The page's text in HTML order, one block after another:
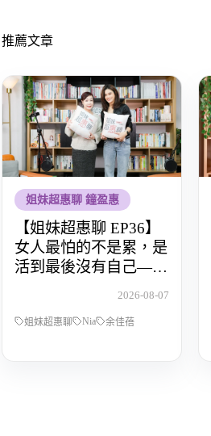
推薦文章
姐妹超惠聊 鐘盈惠
【姐妹超惠聊 EP36】
女人最怕的不是累，是
活到最後沒有自己——
找回人生主導權的那段
2026-08-07
姐妹超惠聊 Nia 余佳蓓